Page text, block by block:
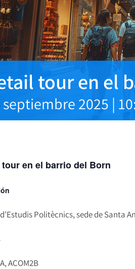
tour en el
septiembre 2025 |
tour en el barrio del Born
Politècnics, sede de Santa
ACOM2B